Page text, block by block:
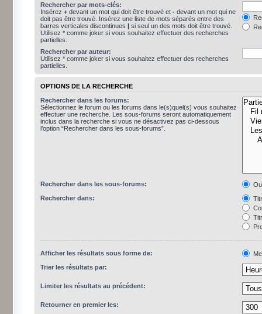
Rechercher par mots-clés:
Insérez + devant un mot qui doit être trouvé et - devant un mot qui ne
doit pas être trouvé. Insérez une liste de mots séparés entre des
barres verticales discontinues | si seul un des mots doit être trouvé.
Utilisez * comme joker si vous souhaitez effectuer des recherches
partielles.
Rechercher par auteur:
Utilisez * comme joker si vous souhaitez effectuer des recherches
partielles.
OPTIONS DE LA RECHERCHE
Rechercher dans les forums:
Sélectionnez le forum ou les forums dans le(s)quel(s) vous souhaitez
effectuer une recherche. Les sous-forums seront automatiquement
inclus dans la recherche si vous ne désactivez pas ci-dessous
l’option “Rechercher dans les sous-forums”.
Rechercher dans les sous-forums:
Rechercher dans:
Afficher les résultats sous forme de:
Trier les résultats par:
Limiter les résultats au précédent:
Retourner en premier les: